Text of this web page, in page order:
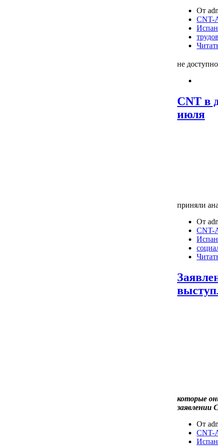
От
CNT-
не доступно
CNT в
июля
приняли
От
CNT-
которые
заявлении
От
CNT-